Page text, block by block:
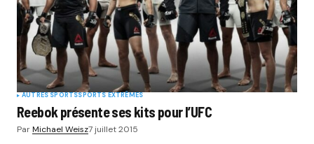
AUTRES SPORTSSPORTS EXTRÊMES
Reebok présente ses kits pour l’UFC
ParMichael Weisz7 juillet 2015